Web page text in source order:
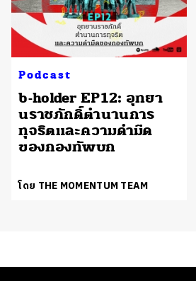
Podcast
b-holder EP12: อุทยา
นราชภักดิ์ตำนานการ
ทุจริตและความดำมืด
ของกองทัพบก
โดย THE MOMENTUM TEAM